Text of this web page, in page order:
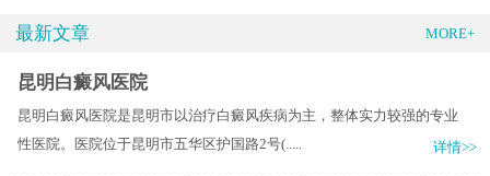
最新文章 MORE+
昆明白癜风医院
昆明白癜风医院是昆明市以治疗白癜风疾病为主，整体实力较强的专业
性医院。医院位于昆明市五华区护国路2号(.....
详情>>